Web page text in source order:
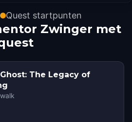
Quest startpunten
Zwinger met
The Legacy of